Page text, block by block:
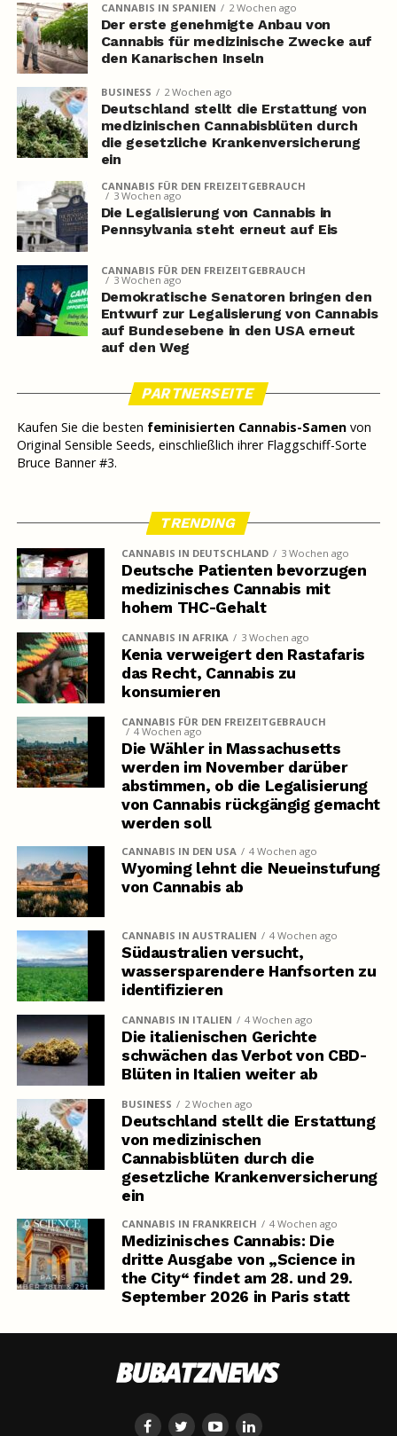
CANNABIS IN SPANIEN 2 Wochen ago
Der erste genehmigte Anbau von
Cannabis für medizinische Zwecke auf
den Kanarischen Inseln
BUSINESS 2 Wochen ago
Deutschland stellt die Erstattung von
medizinischen Cannabisblüten durch
die gesetzliche Krankenversicherung
ein
CANNABIS FÜR DEN FREIZEITGEBRAUCH
3 Wochen ago
Die Legalisierung von Cannabis in
Pennsylvania steht erneut auf Eis
CANNABIS FÜR DEN FREIZEITGEBRAUCH
3 Wochen ago
Demokratische Senatoren bringen den
Entwurf zur Legalisierung von Cannabis
auf Bundesebene in den USA erneut
auf den Weg
PARTNERSEITE
Kaufen Sie die besten feminisierten Cannabis-Samenvon
Original Sensible Seeds, einschließlich ihrer Flaggschiff-Sorte
Bruce Banner #3.
TRENDING
CANNABIS IN DEUTSCHLAND 3 Wochen ago
Deutsche Patienten bevorzugen
medizinisches Cannabis mit
hohem THC-Gehalt
CANNABIS IN AFRIKA 3 Wochen ago
Kenia verweigert den Rastafaris
das Recht, Cannabis zu
konsumieren
CANNABIS FÜR DEN FREIZEITGEBRAUCH
4 Wochen ago
Die Wähler in Massachusetts
werden im November darüber
abstimmen, ob die Legalisierung
von Cannabis rückgängig gemacht
werden soll
CANNABIS IN DEN USA 4 Wochen ago
Wyoming lehnt die Neueinstufung
von Cannabis ab
CANNABIS IN AUSTRALIEN 4 Wochen ago
Südaustralien versucht,
wassersparendere Hanfsorten zu
identifizieren
CANNABIS IN ITALIEN 4 Wochen ago
Die italienischen Gerichte
schwächen das Verbot von CBD-
Blüten in Italien weiter ab
BUSINESS 2 Wochen ago
Deutschland stellt die Erstattung
von medizinischen
Cannabisblüten durch die
gesetzliche Krankenversicherung
ein
CANNABIS IN FRANKREICH 4 Wochen ago
Medizinisches Cannabis: Die
dritte Ausgabe von „Science in
the City“ findet am 28. und 29.
September 2026 in Paris statt